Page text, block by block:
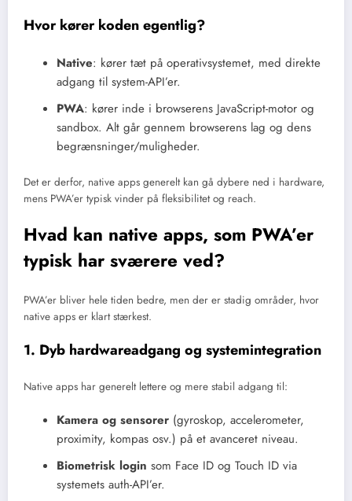
Hvor kører koden egentlig?
Native: kører tæt på operativsystemet, med direkte
adgang til system-API’er.
PWA: kører inde i browserens JavaScript-motor og
sandbox. Alt går gennem browserens lag og dens
begrænsninger/muligheder.
Det er derfor, native apps generelt kan gå dybere ned i hardware,
mens PWA’er typisk vinder på fleksibilitet og reach.
Hvad kan native apps, som PWA’er
typisk har sværere ved?
PWA’er bliver hele tiden bedre, men der er stadig områder, hvor
native apps er klart stærkest.
1. Dyb hardwareadgang og systemintegration
Native apps har generelt lettere og mere stabil adgang til:
Kamera og sensorer (gyroskop, accelerometer,
proximity, kompas osv.) på et avanceret niveau.
Biometrisk login som Face ID og Touch ID via
systemets auth-API’er.